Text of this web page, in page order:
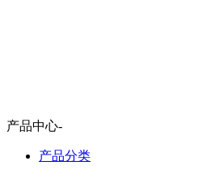
产品中心-
产品分类